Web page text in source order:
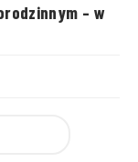
– w